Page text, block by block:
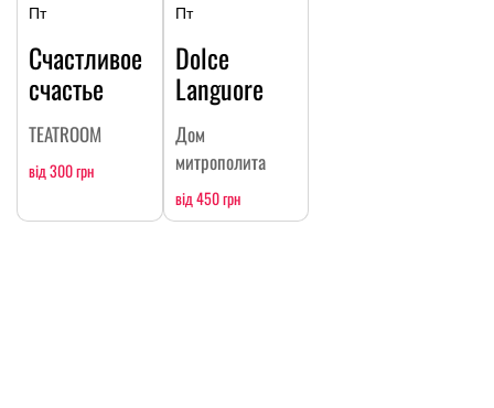
Пт
Счастливое
счастье
TEATROOM
від 300 грн
Пт
Dolce
Languore
Дом
митрополита
від 450 грн